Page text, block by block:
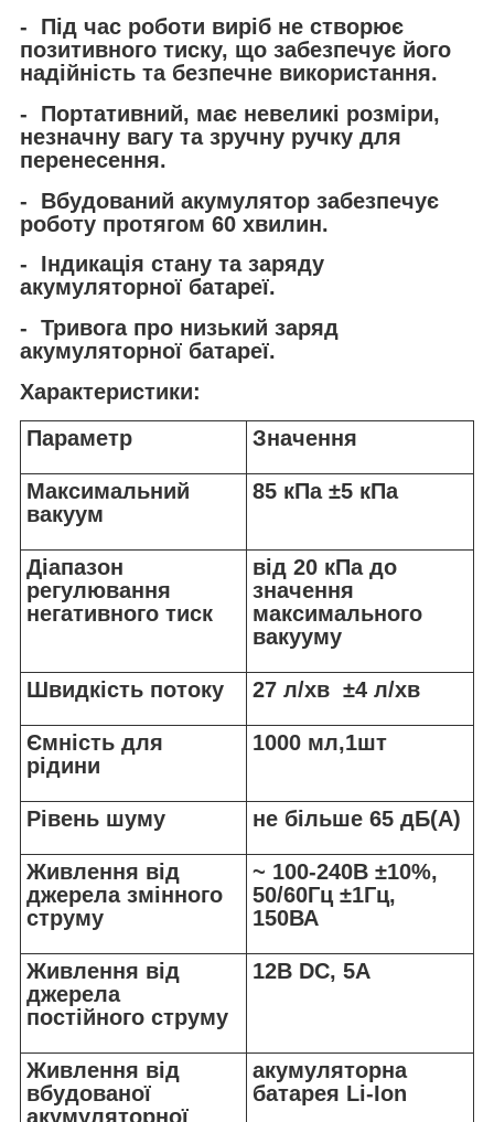
- Під час роботи виріб не створює
позитивного тиску, що забезпечує його
надійність та безпечне використання.
- Портативний, має невеликі розміри,
незначну вагу та зручну ручку для
перенесення.
- Вбудований акумулятор забезпечує
роботу протягом 60 хвилин.
- Індикація стану та заряду
акумуляторної батареї.
- Тривога про низький заряд
акумуляторної батареї.
Характеристики:
Параметр
Значення
Максимальний
вакуум
85 кПа ±5 кПа
Діапазон
регулювання
негативного тиск
від 20 кПа до
значення
максимального
вакууму
Швидкість потоку 27 л/хв ±4 л/хв
Ємність для
рідини
1000 мл,1шт
Рівень шуму не більше 65 дБ(A)
Живлення від
джерела змінного
струму
~ 100-240В ±10%,
50/60Гц ±1Гц,
150ВА
Живлення від
джерела
постійного струму
12В DC, 5A
Живлення від
вбудованої
акумуляторної
акумуляторна
батарея Li-Ion